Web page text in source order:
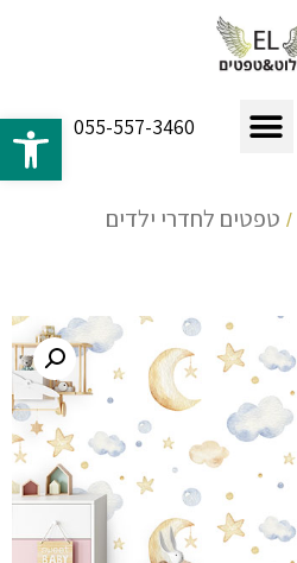
055-557-3460
/ טפטים לחדרי ילדים